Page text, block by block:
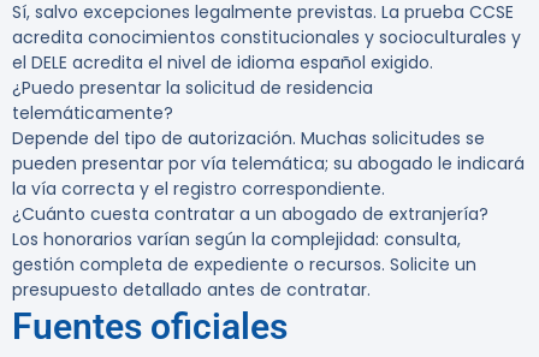
Sí, salvo excepciones legalmente previstas. La prueba CCSE
acredita conocimientos constitucionales y socioculturales y
el DELE acredita el nivel de idioma español exigido.
¿Puedo presentar la solicitud de residencia
telemáticamente?
Depende del tipo de autorización. Muchas solicitudes se
pueden presentar por vía telemática; su abogado le indicará
la vía correcta y el registro correspondiente.
¿Cuánto cuesta contratar a un abogado de extranjería?
Los honorarios varían según la complejidad: consulta,
gestión completa de expediente o recursos. Solicite un
presupuesto detallado antes de contratar.
Fuentes oficiales